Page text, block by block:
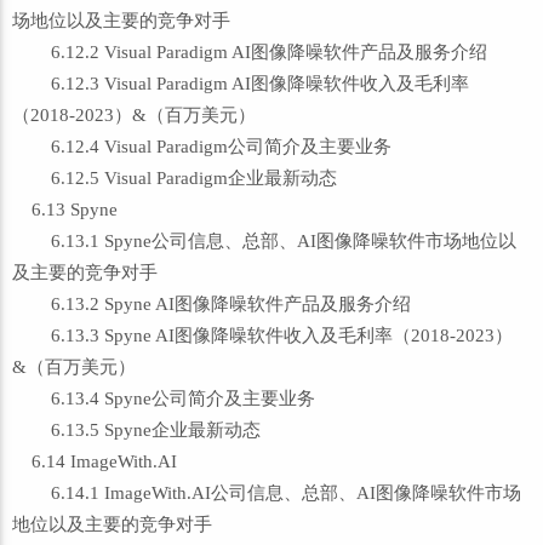
场地位以及主要的竞争对手
6.12.2 Visual Paradigm AI图像降噪软件产品及服务介绍
6.12.3 Visual Paradigm AI图像降噪软件收入及毛利率
（2018-2023）&（百万美元）
6.12.4 Visual Paradigm公司简介及主要业务
6.12.5 Visual Paradigm企业最新动态
6.13 Spyne
6.13.1 Spyne公司信息、总部、AI图像降噪软件市场地位以
及主要的竞争对手
6.13.2 Spyne AI图像降噪软件产品及服务介绍
6.13.3 Spyne AI图像降噪软件收入及毛利率（2018-2023）
&（百万美元）
6.13.4 Spyne公司简介及主要业务
6.13.5 Spyne企业最新动态
6.14 ImageWith.AI
6.14.1 ImageWith.AI公司信息、总部、AI图像降噪软件市场
地位以及主要的竞争对手